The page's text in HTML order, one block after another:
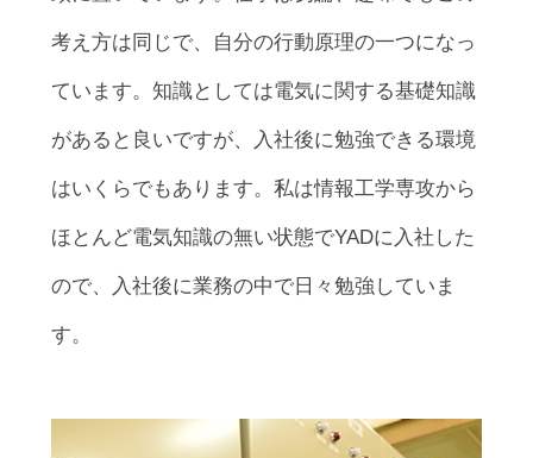
考え方は同じで、自分の行動原理の一つになっ
ています。知識としては電気に関する基礎知識
があると良いですが、入社後に勉強できる環境
はいくらでもあります。私は情報工学専攻から
ほとんど電気知識の無い状態でYADに入社した
ので、入社後に業務の中で日々勉強していま
す。